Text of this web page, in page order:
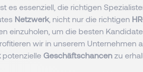
es essenziell, die richtigen
Netzwerk, nicht nur die richtigen
einzuholen, um die besten
wir in unserem Unternehmen
potenzielle Geschäftschancen zu